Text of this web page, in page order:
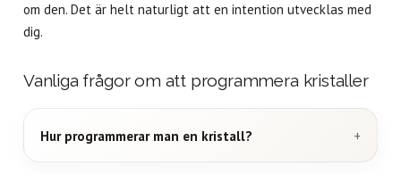
om den. Det är helt naturligt att en intention utvecklas med
dig.
Vanliga frågor om att programmera kristaller
Hur programmerar man en kristall?